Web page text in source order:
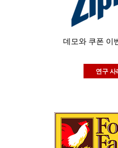
데모와 쿠폰 이
연구 사